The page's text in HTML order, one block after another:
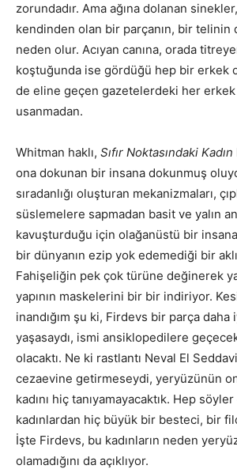
zorundadır. Ama ağına dolanan
kendinden olan bir parçanın, bir telinin
neden olur. Acıyan canına, orada
koştuğunda ise gördüğü hep bir erkek
de eline geçen gazetelerdeki her
usanmadan.
Whitman haklı, Sıfır Noktasındaki Kadın
ona dokunan bir insana dokunmuş
sıradanlığı oluşturan mekanizmaları,
süslemelere sapmadan basit ve yalın
kavuşturduğu için olağanüstü bir insana.
bir dünyanın ezip yok edemediği bir
Fahişeliğin pek çok türüne değinerek
yapının maskelerini bir bir indiriyor.
inandığım şu ki, Firdevs bir parça daha
yaşasaydı, ismi ansiklopedilere
olacaktı. Ne ki rastlantı Neval El
cezaevine getirmeseydi, yeryüzünün
kadını hiç tanıyamayacaktık. Hep
kadınlardan hiç büyük bir besteci, bir
İşte Firdevs, bu kadınların neden
olamadığını da açıklıyor.